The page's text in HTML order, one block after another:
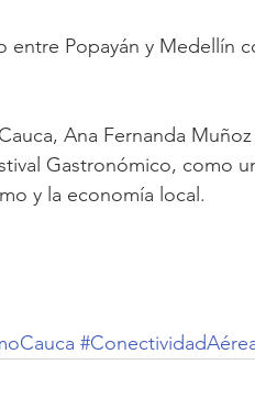
entre Popayán y Medellín
Ana Fernanda
Gastronómico, como
y la economía local.